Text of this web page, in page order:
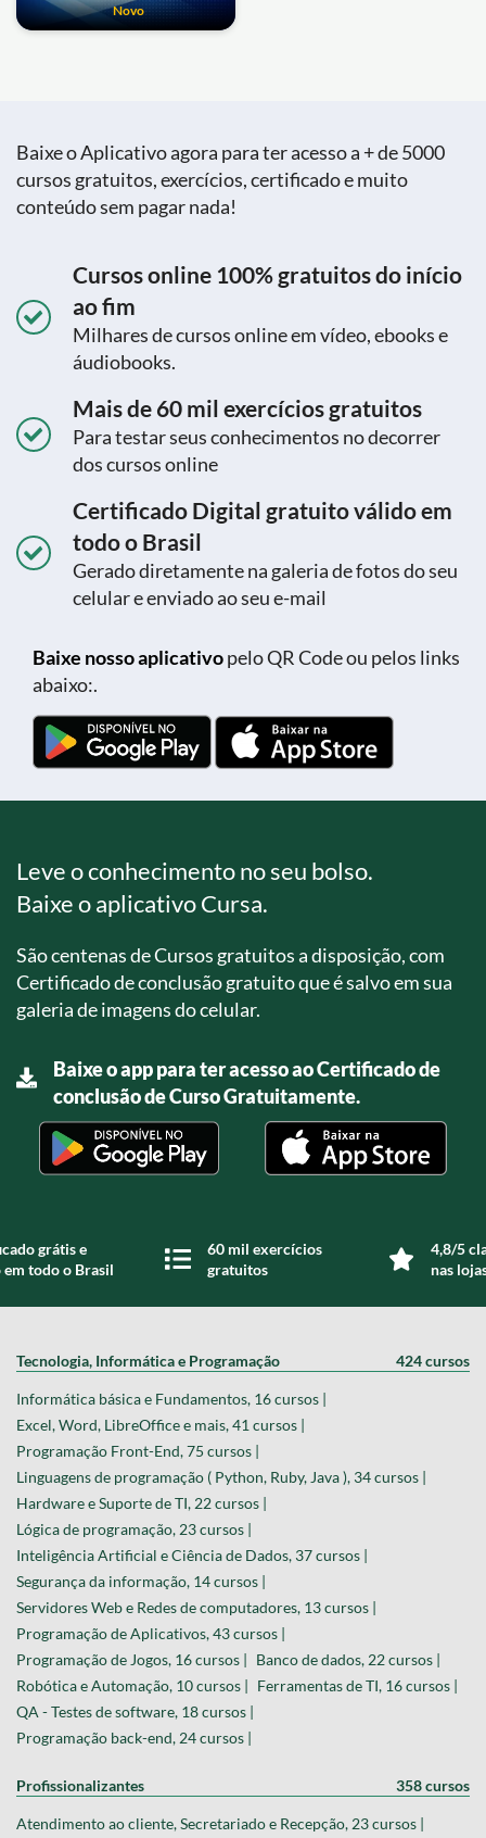
Novo
Baixe o Aplicativo agora para ter acesso a + de 5000
cursos gratuitos, exercícios, certificado e muito
conteúdo sem pagar nada!
Cursos online 100% gratuitos do início
ao fim
Milhares de cursos online em vídeo, ebooks e
áudiobooks.
Mais de 60 mil exercícios gratuitos
Para testar seus conhecimentos no decorrer
dos cursos online
Certificado Digital gratuito válido em
todo o Brasil
Gerado diretamente na galeria de fotos do seu
celular e enviado ao seu e-mail
Baixe nosso aplicativopelo QR Code ou pelos links
abaixo:.
Leve o conhecimento no seu bolso.
Baixe o aplicativo Cursa.
São centenas de Cursos gratuitos a disposição, com
Certificado de conclusão gratuito que é salvo em sua
galeria de imagens do celular.
Baixe o app para ter acesso ao Certificado de
conclusão de Curso Gratuitamente.
grátis e
todo o Brasil
60 mil exercícios
gratuitos
4,8/5
nas
Tecnologia, Informática e Programação 424 cursos
Informática básica e Fundamentos, 16 cursos |
Excel, Word, LibreOffice e mais, 41 cursos |
Programação Front-End, 75 cursos |
Linguagens de programação ( Python, Ruby, Java ), 34 cursos |
Hardware e Suporte de TI, 22 cursos |
Lógica de programação, 23 cursos |
Inteligência Artificial e Ciência de Dados, 37 cursos |
Segurança da informação, 14 cursos |
Servidores Web e Redes de computadores, 13 cursos |
Programação de Aplicativos, 43 cursos |
Programação de Jogos, 16 cursos | Banco de dados, 22 cursos |
Robótica e Automação, 10 cursos | Ferramentas de TI, 16 cursos |
QA - Testes de software, 18 cursos |
Programação back-end, 24 cursos |
Profissionalizantes 358 cursos
Atendimento ao cliente, Secretariado e Recepção, 23 cursos |